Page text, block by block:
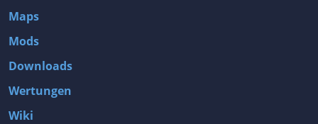
Maps
Mods
Downloads
Wertungen
Wiki